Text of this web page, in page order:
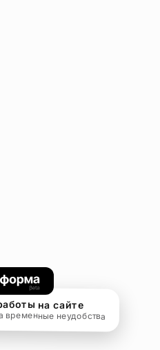
на сайте
временные неудобства